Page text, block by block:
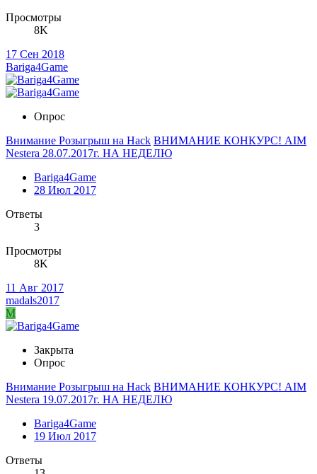
Просмотры
8K
17 Сен 2018
Bariga4Game
Опрос
Внимание Розыгрыш на Hack ВНИМАНИЕ КОНКУРС! AIM
Nestera 28.07.2017г. НА НЕДЕЛЮ
Bariga4Game
28 Июл 2017
Ответы
3
Просмотры
8K
11 Авг 2017
madals2017
M
Закрыта
Опрос
Внимание Розыгрыш на Hack ВНИМАНИЕ КОНКУРС! AIM
Nestera 19.07.2017г. НА НЕДЕЛЮ
Bariga4Game
19 Июл 2017
Ответы